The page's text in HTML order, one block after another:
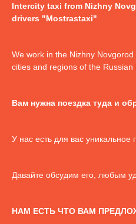
Intercity taxi from Nizhny
drivers "Mostrastaxi"
We work in the Nizhny
cities and regions of the Russian
Вам нужна поездка туда и
У нас есть для вас уникальное
Давайте обсудим его, любым
НАМ ЕСТЬ ЧТО ВАМ